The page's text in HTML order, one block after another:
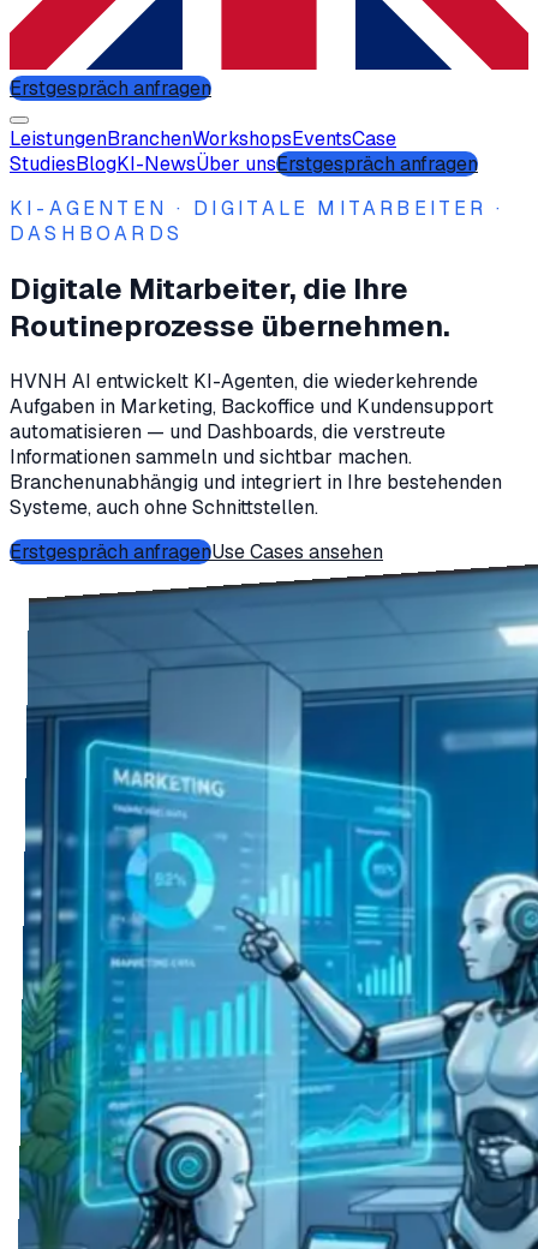
Erstgespräch anfragen
LeistungenBranchenWorkshopsEventsCase
StudiesBlogKI-NewsÜber unsErstgespräch anfragen
KI-AGENTEN · DIGITALE MITARBEITER ·
DASHBOARDS
Digitale Mitarbeiter, die Ihre
Routineprozesse übernehmen.
HVNH AI entwickelt KI-Agenten, die wiederkehrende
Aufgaben in Marketing, Backoffice und Kundensupport
automatisieren — und Dashboards, die verstreute
Informationen sammeln und sichtbar machen.
Branchenunabhängig und integriert in Ihre bestehenden
Systeme, auch ohne Schnittstellen.
Erstgespräch anfragenUse Cases ansehen